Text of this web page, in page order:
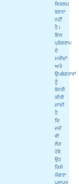
ਵਿਕਲਪ
ਬਣਨਾ
ਨਹੀਂ
ਹੈ।
ਇਸ
ਪ੍ਰੋਗਰਾਮ
ਦੇ
ਮਰੀਜ਼ਾਂ
ਅਤੇ
ਉਪਭੋਗਤਾਵਾਂ
ਨੂੰ
ਬੇਨਤੀ
ਕੀਤੀ
ਜਾਂਦੀ
ਹੈ
ਕਿ
ਜਦੋਂ
ਵੀ
ਲੋੜ
ਹੋਵੇ,
ਉਹ
ਕਿਸੇ
ਯੋਗਤਾ
ਪ੍ਰਾਪਤ